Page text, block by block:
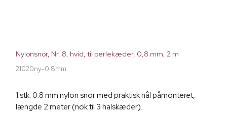
Nylonsnor, Nr. 8, hvid, til perlekæder, 0,8 mm, 2 m
21020ny-0.8mm
1 stk. 0.8 mm nylon snor med praktisk nål påmonteret,
længde 2 meter (nok til 3 halskæder).